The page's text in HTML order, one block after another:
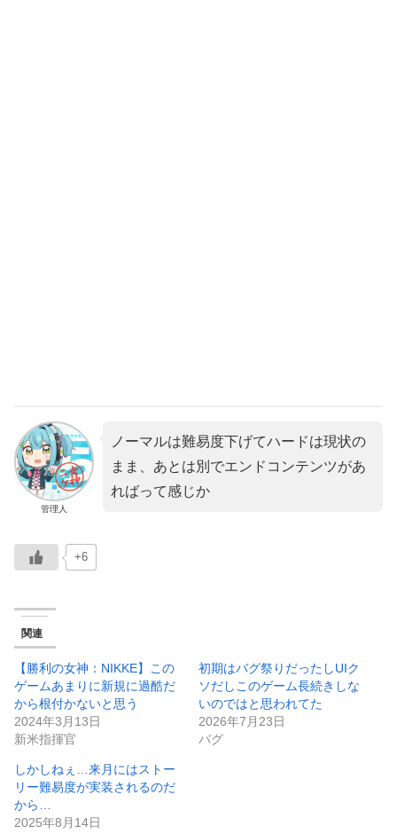
管理人
ノーマルは難易度下げてハードは現状の
まま、あとは別でエンドコンテンツがあ
ればって感じか
+6
関連
【勝利の女神：NIKKE】この
ゲームあまりに新規に過酷だ
から根付かないと思う
2024年3月13日
新米指揮官
初期はバグ祭りだったしUIク
ソだしこのゲーム長続きしな
いのではと思われてた
2026年7月23日
バグ
しかしねぇ…来月にはストー
リー難易度が実装されるのだ
から…
2025年8月14日